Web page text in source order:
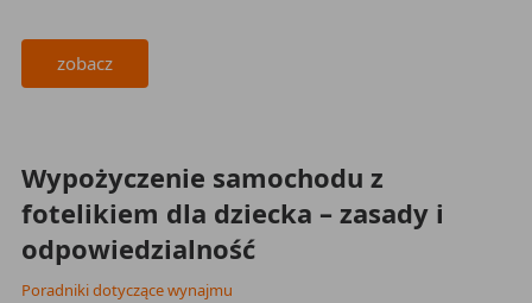
zobacz
2026-03-25
Wypożyczenie samochodu z
fotelikiem dla dziecka – zasady i
odpowiedzialność
Poradniki dotyczące wynajmu